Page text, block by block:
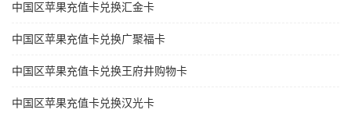
中国区苹果充值卡兑换汇金卡
中国区苹果充值卡兑换广聚福卡
中国区苹果充值卡兑换王府井购物卡
中国区苹果充值卡兑换汉光卡